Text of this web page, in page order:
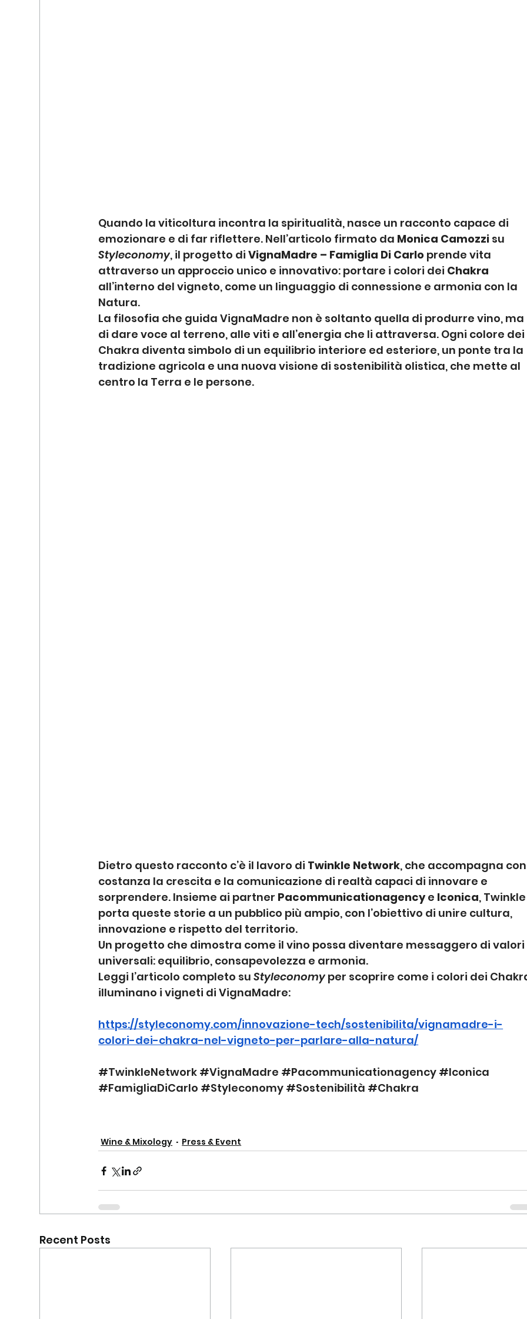
Quando la viticoltura incontra la spiritualità, nasce un racconto capace di
emozionare e di far riflettere. Nell’articolo firmato da Monica Camozzi su
Styleconomy, il progetto di VignaMadre – Famiglia Di Carlo prende vita
attraverso un approccio unico e innovativo: portare i colori dei Chakra
all’interno del vigneto, come un linguaggio di connessione e armonia con la
Natura.
La filosofia che guida VignaMadre non è soltanto quella di produrre vino, ma
di dare voce al terreno, alle viti e all’energia che li attraversa. Ogni colore dei
Chakra diventa simbolo di un equilibrio interiore ed esteriore, un ponte tra la
tradizione agricola e una nuova visione di sostenibilità olistica, che mette al
centro la Terra e le persone.
Dietro questo racconto c’è il lavoro di Twinkle Network, che accompagna con
costanza la crescita e la comunicazione di realtà capaci di innovare e
sorprendere. Insieme ai partner Pacommunicationagency e Iconica, Twinkle
porta queste storie a un pubblico più ampio, con l’obiettivo di unire cultura,
innovazione e rispetto del territorio.
Un progetto che dimostra come il vino possa diventare messaggero di valori
universali: equilibrio, consapevolezza e armonia.
Leggi l’articolo completo su Styleconomy per scoprire come i colori dei
illuminano i vigneti di VignaMadre:
https://styleconomy.com/innovazione-tech/sostenibilita/vignamadre-i-
colori-dei-chakra-nel-vigneto-per-parlare-alla-natura/
#TwinkleNetwork #VignaMadre #Pacommunicationagency #Iconica
#FamigliaDiCarlo #Styleconomy #Sostenibilità #Chakra
Wine & Mixology Press & Event
Recent Posts